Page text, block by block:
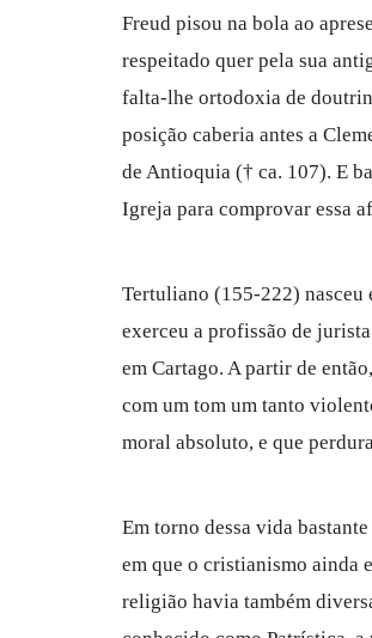
Freud pisou na bola ao
respeitado quer pela sua
falta-lhe ortodoxia de
posição caberia antes a
de Antioquia († ca. 107). E
Igreja para comprovar essa
Tertuliano (155-222) nasceu
exerceu a profissão de
em Cartago. A partir de
com um tom um tanto
moral absoluto, e que
Em torno dessa vida
em que o cristianismo ainda
religião havia também